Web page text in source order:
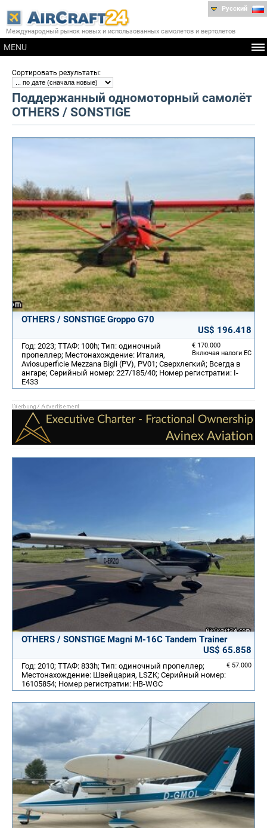
Международный рынок новых и использованных самолетов и вертолетов
MENU
Русский
Сортировать результаты:
Поддержанный одномоторный самолёт
OTHERS / SONSTIGE
OTHERS / SONSTIGE Groppo G70
US$ 196.418
€ 170.000
Включая налоги ЕС
Год: 2023; ТТАФ: 100h; Тип: одиночный
пропеллер; Местонахождение: Италия,
Aviosuperficie Mezzana Bigli (PV), PV01; Сверхлегкий; Всегда в
ангаре; Серийный номер: 227/185/40; Номер регистратии: I-
E433
OTHERS / SONSTIGE Magni M-16C Tandem Trainer
US$ 65.858
€ 57.000
Год: 2010; ТТАФ: 833h; Тип: одиночный пропеллер;
Местонахождение: Швейцария, LSZK; Серийный номер:
16105854; Номер регистратии: HB-WGC